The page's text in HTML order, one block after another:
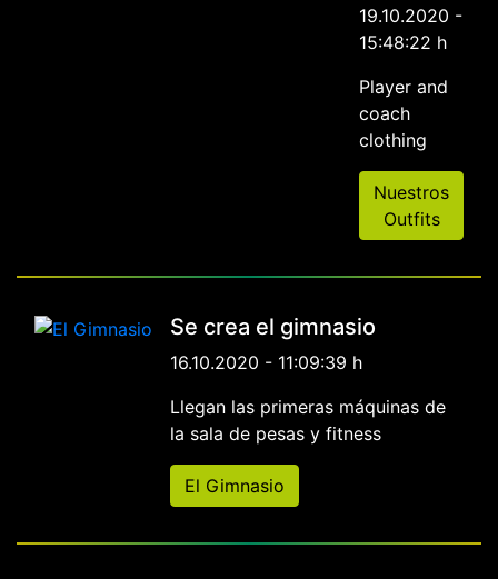
19.10.2020 -
15:48:22 h
Player and
coach
clothing
Nuestros
Outfits
Se crea el gimnasio
16.10.2020 - 11:09:39 h
Llegan las primeras máquinas de
la sala de pesas y fitness
El Gimnasio